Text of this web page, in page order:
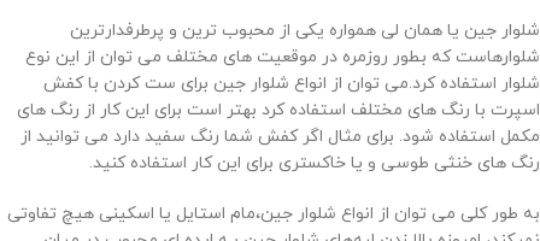
شلوار جین یا همان لی همواره یکی از محبوب ترین و پرطرفدارترین
شلوارهاست که بطور روزمره در موقعیت های مختلف می توان از این نوع
شلوار استفاده کرد.می توان از انواع شلوار جین برای ست کردن با کفش
اسپرت با رنگ های مختلف استفاده کرد بهتر است برای این کار از رنگ های
مکمل استفاده شود. برای مثال اگر کفش شما رنگ سفید دارد می توانید از
رنگ های خنثی طوسی و یا خاکستری برای این کار استفاده کنید.
به طور کلی می توان از انواع شلوار جین،مام استایل یا اسکینی هیچ تفاوتی